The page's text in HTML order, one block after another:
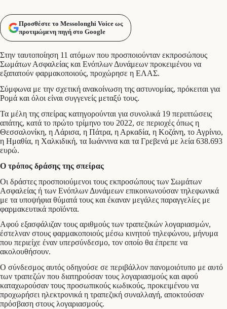
Προσθέστε το Messolonghi Voice ως
προτιμώμενη πηγή στο Google
Στην ταυτοποίηση 11 ατόμων που προσποιούνταν εκπροσώπους
Σωμάτων Ασφαλείας και Ενόπλων Δυνάμεων προκειμένου να
εξαπατούν φαρμακοποιούς, προχώρησε η ΕΛΑΣ.
Σύμφωνα με την σχετική ανακοίνωση της αστυνομίας, πρόκειται για
Ρομά και όλοι είναι συγγενείς μεταξύ τους.
Τα μέλη της σπείρας κατηγορούνται για συνολικά 19 περιπτώσεις
απάτης, κατά το πρώτο τρίμηνο του 2022, σε περιοχές όπως η
Θεσσαλονίκη, η Λάρισα, η Πάτρα, η Αρκαδία, η Κοζάνη, το Αγρίνιο,
η Ημαθία, η Χαλκιδική, τα Ιωάννινα και τα Γρεβενά με λεία 638.693
ευρώ.
Ο τρόπος δράσης της σπείρας
Οι δράστες προσποιούμενοι τους εκπροσώπους των Σωμάτων
Ασφαλείας ή των Ενόπλων Δυνάμεων επικοινωνούσαν τηλεφωνικά
με τα υποψήφια θύματά τους και έκαναν μεγάλες παραγγελίες με
φαρμακευτικά προϊόντα.
Αφού εξασφάλιζαν τους αριθμούς των τραπεζικών λογαριασμών,
έστελναν στους φαρμακοποιούς μέσω κινητού τηλεφώνου, μήνυμα
που περιείχε έναν υπερσύνδεσμο, τον οποίο θα έπρεπε να
ακολουθήσουν.
Ο σύνδεσμος αυτός οδηγούσε σε περιβάλλον πανομοιότυπο με αυτό
των τραπεζών που διατηρούσαν τους λογαριασμούς και αφού
καταχωρούσαν τους προσωπικούς κωδικούς, προκειμένου να
προχωρήσει ηλεκτρονικά η τραπεζική συναλλαγή, αποκτούσαν
πρόσβαση στους λογαριασμούς.